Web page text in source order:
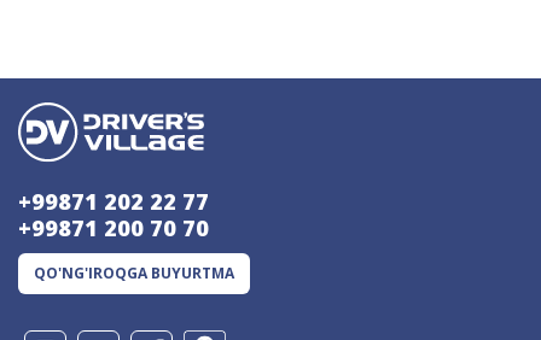
+99871 202 22 77
+99871 200 70 70
QO'NG'IROQGA BUYURTMA